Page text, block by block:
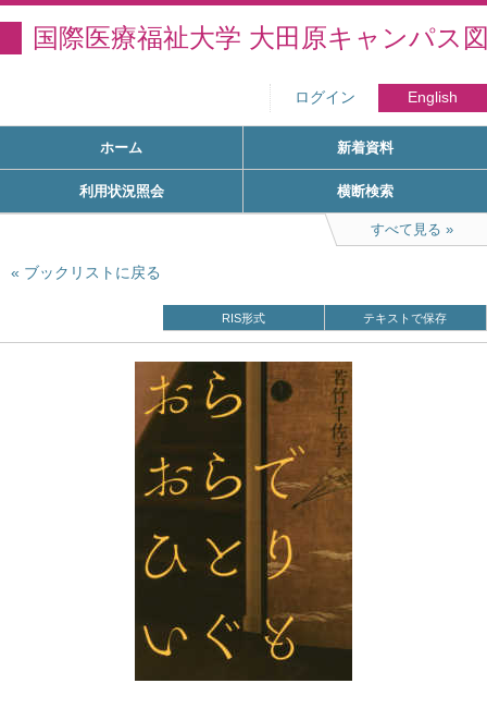
国際医療福祉大学 大田原キャンパス
ログイン English
ホーム 新着資料
利用状況照会 横断検索
すべて見る
ブックリストに戻る
RIS形式 テキストで保存